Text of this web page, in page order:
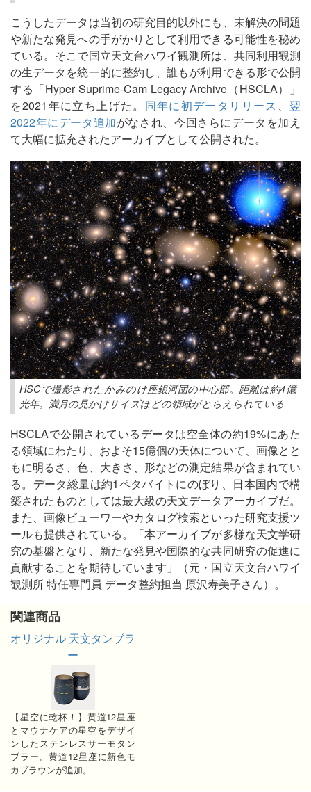
こうしたデータは当初の研究目的以外にも、未解決の問題
や新たな発見への手がかりとして利用できる可能性を秘め
ている。そこで国立天文台ハワイ観測所は、共同利用観測
の生データを統一的に整約し、誰もが利用できる形で公開
する「Hyper Suprime-Cam Legacy Archive（HSCLA）」
を2021年に立ち上げた。 同年に初データリリース 、 翌
2022年にデータ追加がなされ、今回さらにデータを加え
て大幅に拡充されたアーカイブとして公開された。
HSCで撮影されたかみのけ座銀河団の中心部。距離は約4億
光年。満月の見かけサイズほどの領域がとらえられている
HSCLAで公開されているデータは空全体の約19%にあた
る領域にわたり、およそ15億個の天体について、画像とと
もに明るさ、色、大きさ、形などの測定結果が含まれてい
る。データ総量は約1ペタバイトにのぼり、日本国内で構
築されたものとしては最大級の天文データアーカイブだ。
また、画像ビューワーやカタログ検索といった研究支援ツ
ールも提供されている。「本アーカイブが多様な天文学研
究の基盤となり、新たな発見や国際的な共同研究の促進に
貢献することを期待しています」（元・国立天文台ハワイ
観測所 特任専門員 データ整約担当 原沢寿美子さん）。
関連商品
オリジナル 天文タンブラ
ー
【星空に乾杯！】黄道12星座
とマウナケアの星空をデザイ
ンしたステンレスサーモタン
ブラー。黄道12星座に新色モ
カブラウンが追加。